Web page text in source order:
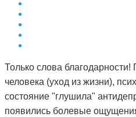
Только слова благодарности!
человека (уход из жизни),
состояние "глушила"
появились болевые